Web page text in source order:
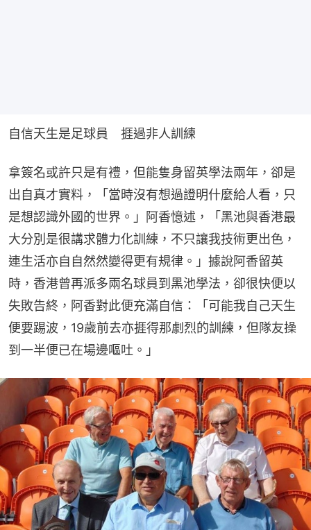
自信天生是足球員　捱過非人訓練
拿簽名或許只是有禮，但能隻身留英學法兩年，卻是
出自真才實料，「當時沒有想過證明什麼給人看，只
是想認識外國的世界。」阿香憶述，「黑池與香港最
大分別是很講求體力化訓練，不只讓我技術更出色，
連生活亦自自然然變得更有規律。」據說阿香留英
時，香港曾再派多兩名球員到黑池學法，卻很快便以
失敗告終，阿香對此便充滿自信：「可能我自己天生
便要踢波，19歲前去亦捱得那劇烈的訓練，但隊友操
到一半便已在場邊嘔吐。」